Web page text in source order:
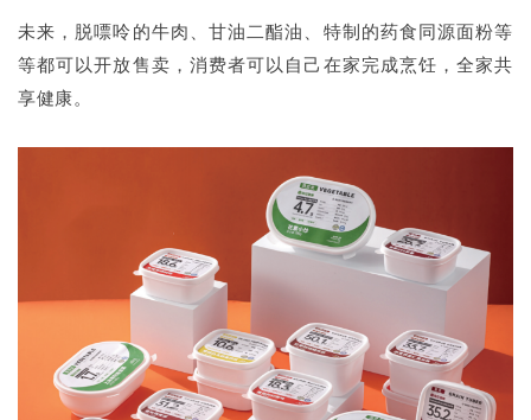
未来，脱嘌呤的牛肉、甘油二酯油、特制的药食同源面粉等
等都可以开放售卖，消费者可以自己在家完成烹饪，全家共
享健康。